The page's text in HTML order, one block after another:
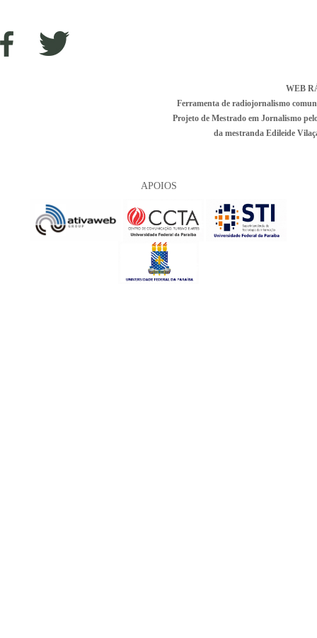
WEB
Ferramenta de radiojornalismo
Projeto de Mestrado em Jornalismo
da mestranda Edileide
APOIOS